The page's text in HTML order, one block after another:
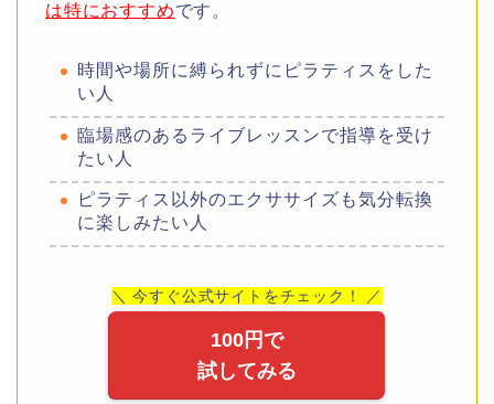
は特におすすめです。
時間や場所に縛られずにピラティスをした
い人
臨場感のあるライブレッスンで指導を受け
たい人
ピラティス以外のエクササイズも気分転換
に楽しみたい人
＼ 今すぐ公式サイトをチェック！ ／
100円で
試してみる